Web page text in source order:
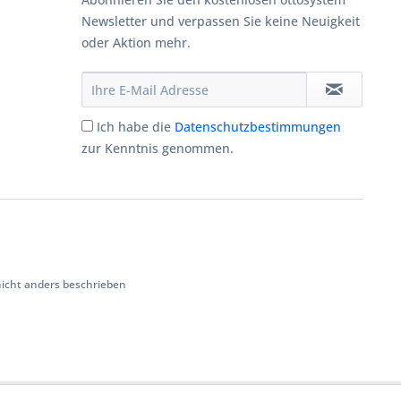
Newsletter und verpassen Sie keine Neuigkeit
oder Aktion mehr.
Ich habe die Datenschutzbestimmungen
zur Kenntnis genommen.
anders beschrieben